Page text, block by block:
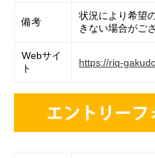
備考
状況により希望
きない場合がご
Webサイ
ト
https://riq-